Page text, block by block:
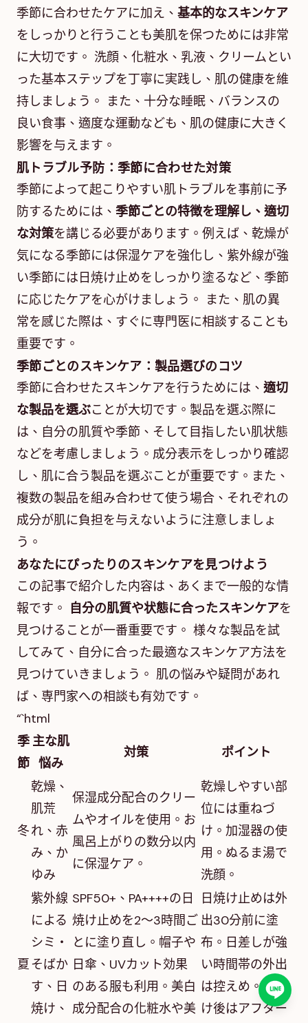
季節に合わせたケアに加え、 基本的なスキンケア
をしっかりと行うことも美肌を保つためには非常
に大切です。 洗顔、化粧水、乳液、クリームとい
った基本ステップを丁寧に実践し、肌の健康を維
持しましょう。 また、十分な睡眠、バランスの
良い食事、適度な運動なども、肌の健康に大きく
影響を与えます。
肌トラブル予防：季節に合わせた対策
季節によって起こりやすい肌トラブルを事前に予
防するためには、 季節ごとの特徴を理解し、適切
な対策を講じる必要があります。例えば、乾燥が
気になる季節には保湿ケアを強化し、紫外線が強
い季節には日焼け止めをしっかり塗るなど、季節
に応じたケアを心がけましょう。 また、肌の異
常を感じた際は、すぐに専門医に相談することも
重要です。
季節ごとのスキンケア：製品選びのコツ
季節に合わせたスキンケアを行うためには、 適切
な製品を選ぶことが大切です。製品を選ぶ際に
は、自分の肌質や季節、そして目指したい肌状態
などを考慮しましょう。成分表示をしっかり確認
し、肌に合う製品を選ぶことが重要です。また、
複数の製品を組み合わせて使う場合、それぞれの
成分が肌に負担を与えないように注意しましょ
う。
あなたにぴったりのスキンケアを見つけよう
この記事で紹介した内容は、あくまで一般的な情
報です。 自分の肌質や状態に合ったスキンケアを
見つけることが一番重要です。 様々な製品を試
してみて、自分に合った最適なスキンケア方法を
見つけていきましょう。 肌の悩みや疑問があれ
ば、専門家への相談も有効です。
“`html
季
節
主な肌
悩み
対策 ポイント
冬
乾燥、
肌荒
れ、赤
み、か
ゆみ
保湿成分配合のクリー
ムやオイルを使用。お
風呂上がりの数分以内
に保湿ケア。
乾燥しやすい部
位には重ねづ
け。加湿器の使
用。ぬるま湯で
洗顔。
夏
紫外線
による
シミ・
そばか
す、日
焼け、
SPF50+、PA++++の日
焼け止めを2～3時間ご
とに塗り直し。帽子や
日傘、UVカット効果
のある服も利用。美白
成分配合の化粧水や美
日焼け止めは外
出30分前に塗
布。日差しが強
い時間帯の外出
は控えめ。日焼
け後はアフター